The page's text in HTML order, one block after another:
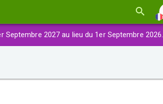
2027 au lieu du 1er Septembre 2026.